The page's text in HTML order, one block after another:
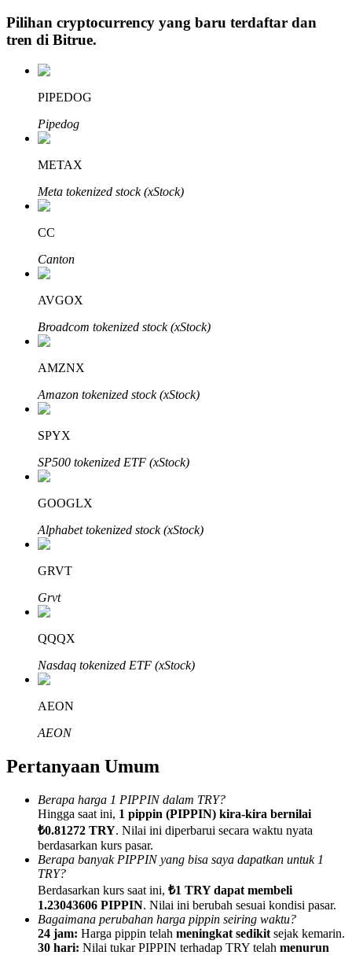
Investasi Otomatis
Raih keuntungan jangka panjang dan kepentingan fleksibel
Pelajari Staking
Afiliasi Bitrue
Hingga 65% Komisi!
Referensi
Undang teman untuk mendapatkan imbalan tunai
BTC Welcome Rewards
Pilihan cryptocurrency yang baru terdaftar dan
tren di Bitrue.
PIPEDOG
Pipedog
METAX
Meta tokenized stock (xStock)
CC
Canton
AVGOX
Broadcom tokenized stock (xStock)
AMZNX
Amazon tokenized stock (xStock)
SPYX
SP500 tokenized ETF (xStock)
GOOGLX
Alphabet tokenized stock (xStock)
GRVT
Grvt
QQQX
Nasdaq tokenized ETF (xStock)
AEON
AEON
Pertanyaan Umum
Berapa harga 1 PIPPIN dalam TRY?
Hingga saat ini, 1 pippin (PIPPIN) kira-kira bernilai
₺0.81272 TRY. Nilai ini diperbarui secara waktu nyata
berdasarkan kurs pasar.
Berapa banyak PIPPIN yang bisa saya dapatkan untuk 1
TRY?
Berdasarkan kurs saat ini, ₺1 TRY dapat membeli
1.23043606 PIPPIN. Nilai ini berubah sesuai kondisi pasar.
Bagaimana perubahan harga pippin seiring waktu?
24 jam: Harga pippin telah meningkat sedikit sejak kemarin.
30 hari: Nilai tukar PIPPIN terhadap TRY telah menurun